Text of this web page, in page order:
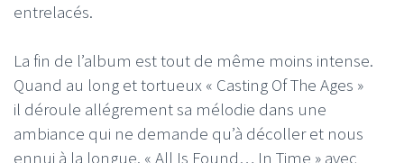
entrelacés.
La fin de l’album est tout de même moins intense.
Quand au long et tortueux « Casting Of The Ages »
il déroule allégrement sa mélodie dans une
ambiance qui ne demande qu’à décoller et nous
ennui à la longue. « All Is Found… In Time » avec